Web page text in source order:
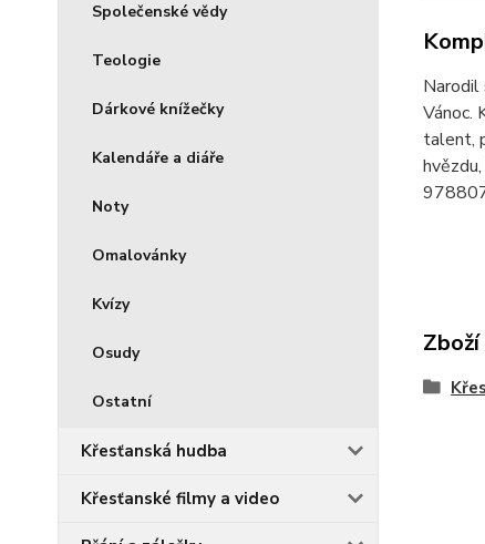
Společenské vědy
Teologie
Dárkové knížečky
Kalendáře a diáře
Noty
Omalovánky
Kvízy
Osudy
Ostatní
Křesťanská hudba
Křesťanské filmy a video
Narodil
Vánoc.
talent,